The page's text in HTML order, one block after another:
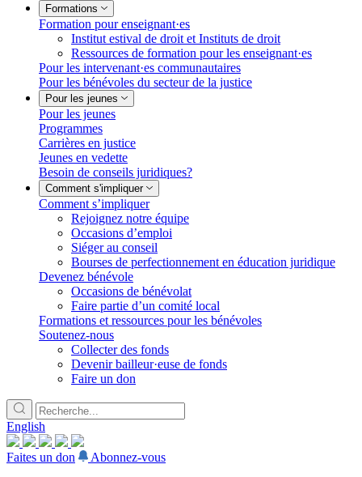
Formations
Formation pour enseignant·es
Institut estival de droit et Instituts de droit
Ressources de formation pour les enseignant·es
Pour les intervenant·es communautaires
Pour les bénévoles du secteur de la justice
Pour les jeunes
Pour les jeunes
Programmes
Carrières en justice
Jeunes en vedette
Besoin de conseils juridiques?
Comment s'impliquer
Comment s’impliquer
Rejoignez notre équipe
Occasions d’emploi
Siéger au conseil
Bourses de perfectionnement en éducation juridique
Devenez bénévole
Occasions de bénévolat
Faire partie d’un comité local
Formations et ressources pour les bénévoles
Soutenez-nous
Collecter des fonds
Devenir bailleur·euse de fonds
Faire un don
English
Faites un don
Abonnez-vous